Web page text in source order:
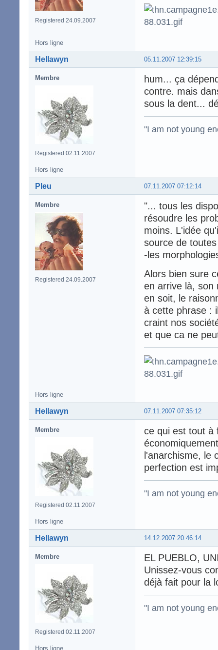
Registered 24.09.2007
Hors ligne
05.11.2007 12:39:15
Hellawyn
Membre
Registered 02.11.2007
hum... ça
contre. mais
sous la dent...
"I am not young
Hors ligne
07.11.2007 07:12:14
Pleu
Membre
Registered 24.09.2007
"... tous les
résoudre les
moins. L'idée
source de
-les
Alors bien sure
en arrive là, son
en soit, le
à cette phrase :
craint nos
et que ca ne
Hors ligne
07.11.2007 07:35:12
Hellawyn
Membre
Registered 02.11.2007
ce qui est tout à
l'anarchisme, le
perfection est
"I am not young
Hors ligne
14.12.2007 20:46:14
Hellawyn
Membre
Registered 02.11.2007
EL PUEBLO,
Unissez-vous
déjà fait pour la
"I am not young
Hors ligne